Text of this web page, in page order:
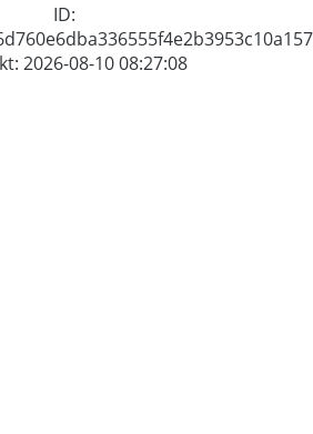
ID:
2026-08-10 08:27:08